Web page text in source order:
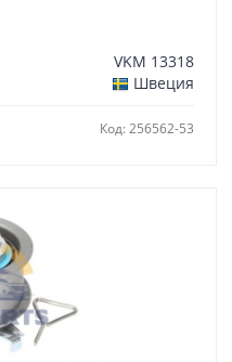
VKM 13318
Швеция
Код: 256562-53